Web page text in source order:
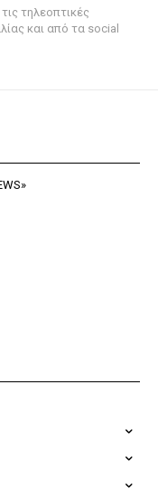
τηλεοπτικές
και από τα social